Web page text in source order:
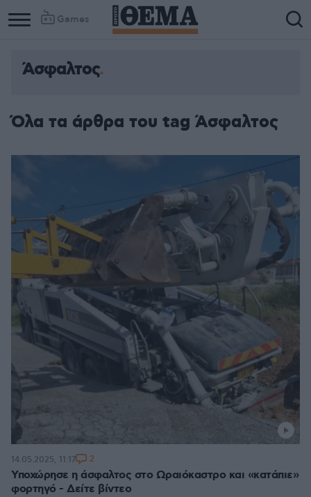
Games
Άσφαλτος
Όλα τα άρθρα του tag Άσφαλτος
Υποχώρησε η άσφαλτος στο Ωραιόκαστρο και «κατάπιε»
φορτηγό - Δείτε βίντεο
14.05.2025, 11:17 2